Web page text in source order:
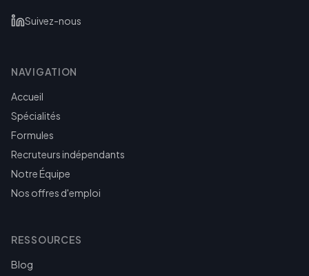
Suivez-nous
NAVIGATION
Accueil
Spécialités
Formules
Recruteurs indépendants
Notre Équipe
Nos offres d'emploi
RESSOURCES
Blog